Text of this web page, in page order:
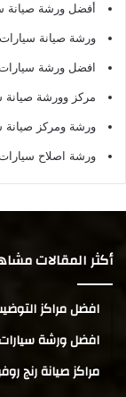
أفضل ورشة صيانة
ورشة صيانة
افضل ورشة
مركز وورشة
ورشة ومركز صيانة
ورشة اصلاح
أكثر المقالات
افضل مراكز
افضل ورشة
مراكز صيانة رنج